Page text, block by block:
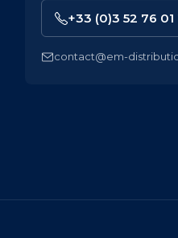
+33 (0)3 52 76 01
contact@em-